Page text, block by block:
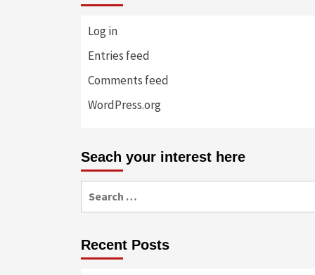
Log in
Entries feed
Comments feed
WordPress.org
Seach your interest here
for:
Recent Posts